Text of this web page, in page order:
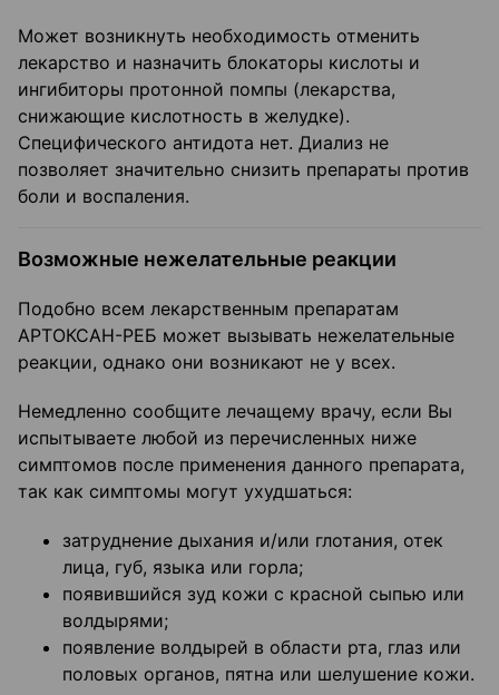
Может возникнуть необходимость отменить
лекарство и назначить блокаторы кислоты и
ингибиторы протонной помпы (лекарства,
снижающие кислотность в желудке).
Специфического антидота нет. Диализ не
позволяет значительно снизить препараты против
боли и воспаления.
Возможные нежелательные реакции
Подобно всем лекарственным препаратам
АРТОКСАН-РЕБ может вызывать нежелательные
реакции, однако они возникают не у всех.
Немедленно сообщите лечащему врачу, если Вы
испытываете любой из перечисленных ниже
симптомов после применения данного препарата,
так как симптомы могут ухудшаться:
затруднение дыхания и/или глотания, отек
лица, губ, языка или горла;
появившийся зуд кожи с красной сыпью или
волдырями;
появление волдырей в области рта, глаз или
половых органов, пятна или шелушение кожи.